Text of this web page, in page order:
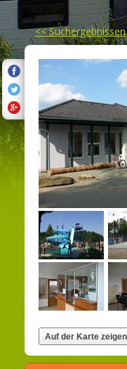
<<Suchergebnissen